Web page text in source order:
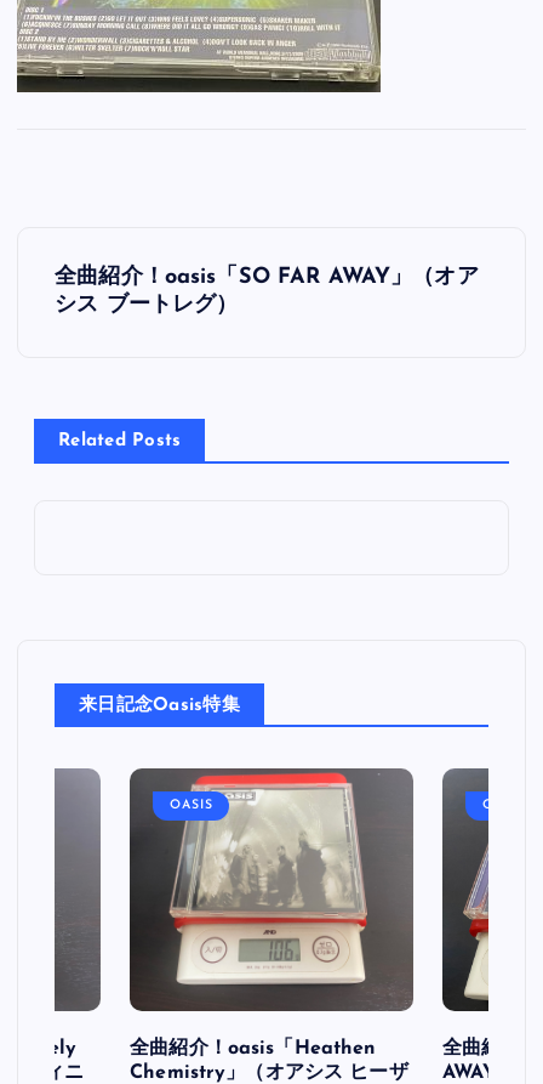
投
稿
ビ
ョ
ン
全曲紹介！oasis「SO FAR AWAY」（オア
シス ブートレグ）
Related Posts
来日記念Oasis特集
フィニ
OASIS
全曲紹介！oasis「Heathen
Chemistry」（オアシス ヒーザ
OASIS
全曲紹介
AWAY」